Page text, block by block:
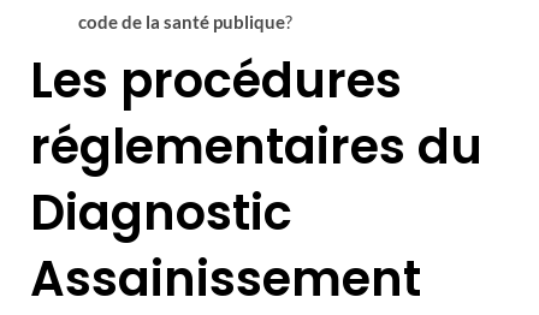
code de la santé publique?
Les procédures
réglementaires du
Diagnostic
Assainissement